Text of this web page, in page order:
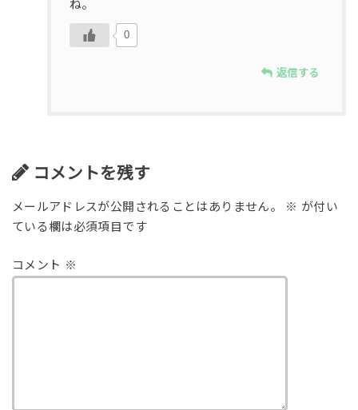
ね。
0
返信する
コメントを残す
メールアドレスが公開されることはありません。 ※ が付い
ている欄は必須項目です
コメント ※